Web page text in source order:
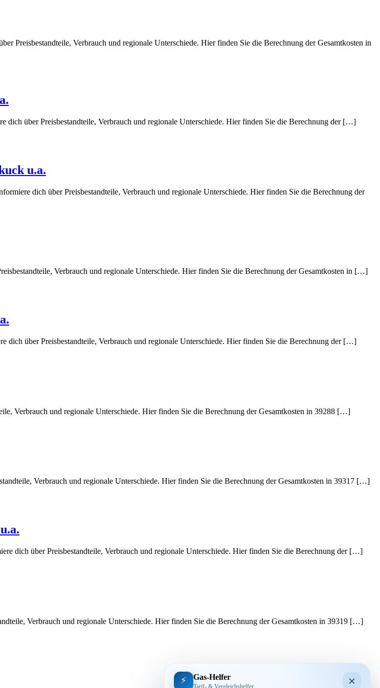
Preisbestandteile, Verbrauch und regionale Unterschiede. Hier finden Sie die Berechnung der Gesamtkosten in
über Preisbestandteile, Verbrauch und regionale Unterschiede. Hier finden Sie die Berechnung der […]
u.a.
dich über Preisbestandteile, Verbrauch und regionale Unterschiede. Hier finden Sie die Berechnung der
Verbrauch und regionale Unterschiede. Hier finden Sie die Berechnung der Gesamtkosten in […]
dich über Preisbestandteile, Verbrauch und regionale Unterschiede. Hier finden Sie die Berechnung der […]
Verbrauch und regionale Unterschiede. Hier finden Sie die Berechnung der Gesamtkosten in 39288 […]
Verbrauch und regionale Unterschiede. Hier finden Sie die Berechnung der Gesamtkosten in 39317 […]
dich über Preisbestandteile, Verbrauch und regionale Unterschiede. Hier finden Sie die Berechnung der […]
Verbrauch und regionale Unterschiede. Hier finden Sie die Berechnung der Gesamtkosten in 39319 […]
⚡ Gas-Helfer
Tarif- & Vergleichshelfer ×